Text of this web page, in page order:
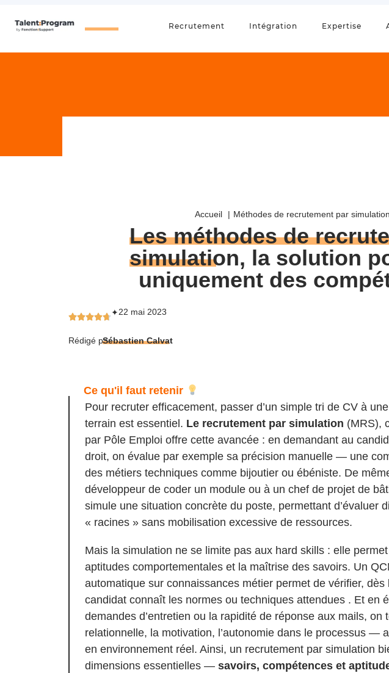
Recrutement Intégration Expertise
Accueil Méthodes de recrutement par
Les méthodes de
simulation, la solution
uniquement des
✦22 mai 2023
Rédigé parSébastien Calvat
Ce qu'il faut retenir
Pour recruter efficacement, passer d’un simple tri de CV à
terrain est essentiel. Le recrutement par simulation (MRS),
par Pôle Emploi offre cette avancée : en demandant au
droit, on évalue par exemple sa précision manuelle — une
des métiers techniques comme bijoutier ou ébéniste. De
développeur de coder un module ou à un chef de projet de
simule une situation concrète du poste, permettant d’évaluer
« racines » sans mobilisation excessive de ressources.
Mais la simulation ne se limite pas aux hard skills : elle
aptitudes comportementales et la maîtrise des savoirs. Un
automatique sur connaissances métier permet de vérifier,
candidat connaît les normes ou techniques attendues . Et en
demandes d’entretien ou la rapidité de réponse aux mails, on
relationnelle, la motivation, l’autonomie dans le processus —
en environnement réel. Ainsi, un recrutement par simulation
dimensions essentielles — savoirs, compétences et